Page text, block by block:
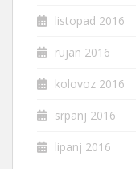
listopad 2016
rujan 2016
kolovoz 2016
srpanj 2016
lipanj 2016